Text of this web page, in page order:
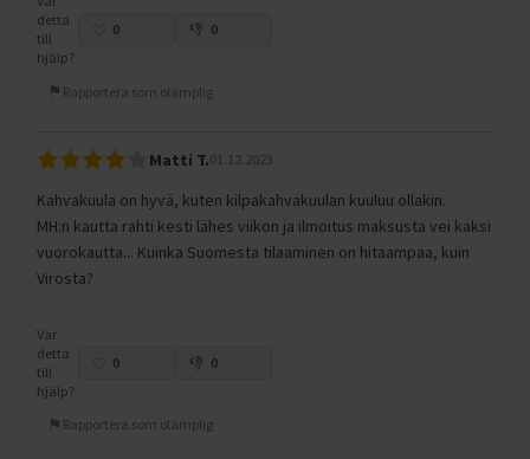
detta
till
hjälp?
0 0
Rapportera som olämplig
Matti T.01.12.2023
Kahvakuula on hyvä, kuten kilpakahvakuulan kuuluu ollakin.
MH:n kautta rahti kesti lähes viikon ja ilmoitus maksusta vei kaksi
vuorokautta... Kuinka Suomesta tilaaminen on hitaampaa, kuin
Virosta?
Var
detta
till
hjälp?
0 0
Rapportera som olämplig